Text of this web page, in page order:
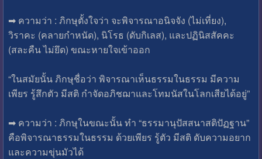
➡ ความว่า : ภิกษุตั้งใจว่า จะพิจารณาอนิจจัง (ไม่เที่ยง),
วิราคะ (คลายกำหนัด), นิโรธ (ดับกิเลส), และปฏินิสสัคคะ
(สละคืน ไม่ยึด) ขณะหายใจเข้าออก
“ในสมัยนั้น ภิกษุชื่อว่า พิจารณาเห็นธรรมในธรรม มีความ
เพียร รู้สึกตัว มีสติ กำจัดอภิชฌาและโทมนัสในโลกเสียได้อยู่”
➡ ความว่า : ภิกษุในขณะนั้น ทำ “ธรรมานุปัสสนาสติปัฏฐาน”
คือพิจารณาธรรมในธรรม ด้วยเพียร รู้ตัว มีสติ ดับความอยาก
และความขุ่นมัวได้